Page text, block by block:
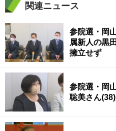
関連ニュース
参院選・岡
属新人の黒
擁立せず
参院選・岡
聡美さん